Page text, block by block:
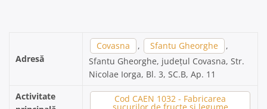
Adresă
Covasna , Sfantu Gheorghe
,
Sfantu Gheorghe, județul Covasna, Str.
Nicolae Iorga, Bl. 3, SC.B, Ap. 11
Activitate
Cod CAEN 1032 - Fabricarea